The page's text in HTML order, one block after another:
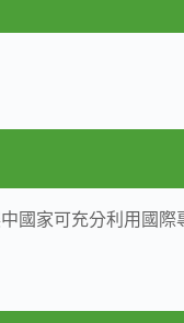
中國家可充分利用國